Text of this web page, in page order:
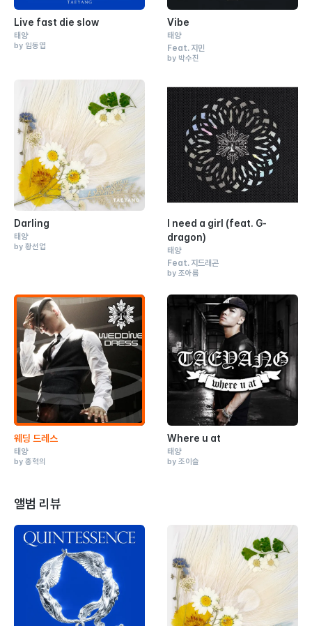
Live fast die slow
태양
by 임동엽
Vibe
태양
Feat. 지민
by 박수진
Darling
태양
by 황선업
I need a girl (feat. G-
dragon)
태양
Feat. 지드래곤
by 조아름
웨딩 드레스
태양
by 홍혁의
Where u at
태양
by 조이슬
앨범 리뷰